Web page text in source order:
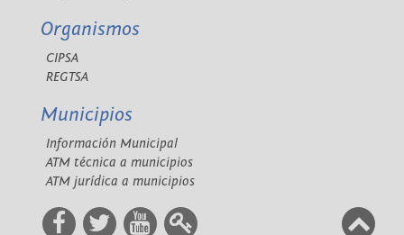
Organismos
CIPSA
REGTSA
Municipios
Información Municipal
ATM técnica a municipios
ATM jurídica a municipios